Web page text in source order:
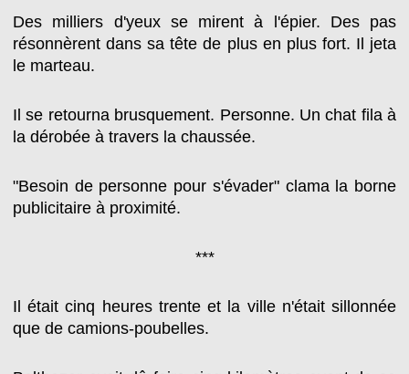
Des milliers d'yeux se mirent à l'épier. Des pas
résonnèrent dans sa tête de plus en plus fort. Il jeta
le marteau.
Il se retourna brusquement. Personne. Un chat fila à
la dérobée à travers la chaussée.
"Besoin de personne pour s'évader" clama la borne
publicitaire à proximité.
***
Il était cinq heures trente et la ville n'était sillonnée
que de camions-poubelles.